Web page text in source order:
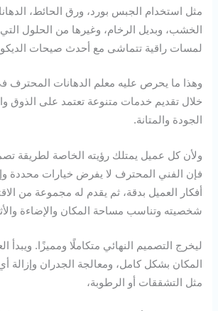
مثل استخدام الجبس بورد، ورق الحائط،
الخشب، وبديل الرخام، وغيرها من الحلول
لمسات راقية تتماشى مع أحدث صيحات الديكور
وهذا ما يحرص عليه معلم الدهانات المحترف
خلال تقديم خدمات متنوعة تعتمد على الذوق
الجودة والمتانة.
ولأن كل عميل يمتلك رؤيته الخاصة لطريقة
فإن الفني المحترف لا يفرض خيارات محددة
أفكار العميل بدقة، ثم يقدم له مجموعة من
شخصيته وتناسب مساحة المكان والإضاءة
ليخرج التصميم النهائي متكاملًا ومميزًا. ويبدأ
المكان بشكل كامل، ومعالجة الجدران وإزالة
مثل التشققات أو الرطوبة،